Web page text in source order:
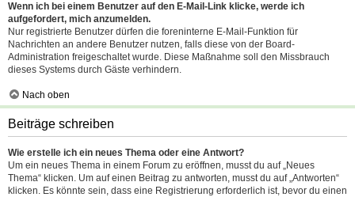
Wenn ich bei einem Benutzer auf den E-Mail-Link klicke, werde ich
aufgefordert, mich anzumelden.
Nur registrierte Benutzer dürfen die foreninterne E-Mail-Funktion für
Nachrichten an andere Benutzer nutzen, falls diese von der Board-
Administration freigeschaltet wurde. Diese Maßnahme soll den Missbrauch
dieses Systems durch Gäste verhindern.
Nach oben
Beiträge schreiben
Wie erstelle ich ein neues Thema oder eine Antwort?
Um ein neues Thema in einem Forum zu eröffnen, musst du auf „Neues
Thema“ klicken. Um auf einen Beitrag zu antworten, musst du auf „Antworten“
klicken. Es könnte sein, dass eine Registrierung erforderlich ist, bevor du einen